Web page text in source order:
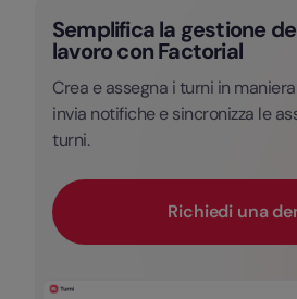
Semplifica la gestione
lavoro con Factorial
Crea e assegna i turni in
invia notifiche e sincronizza le
turni.
Richiedi una